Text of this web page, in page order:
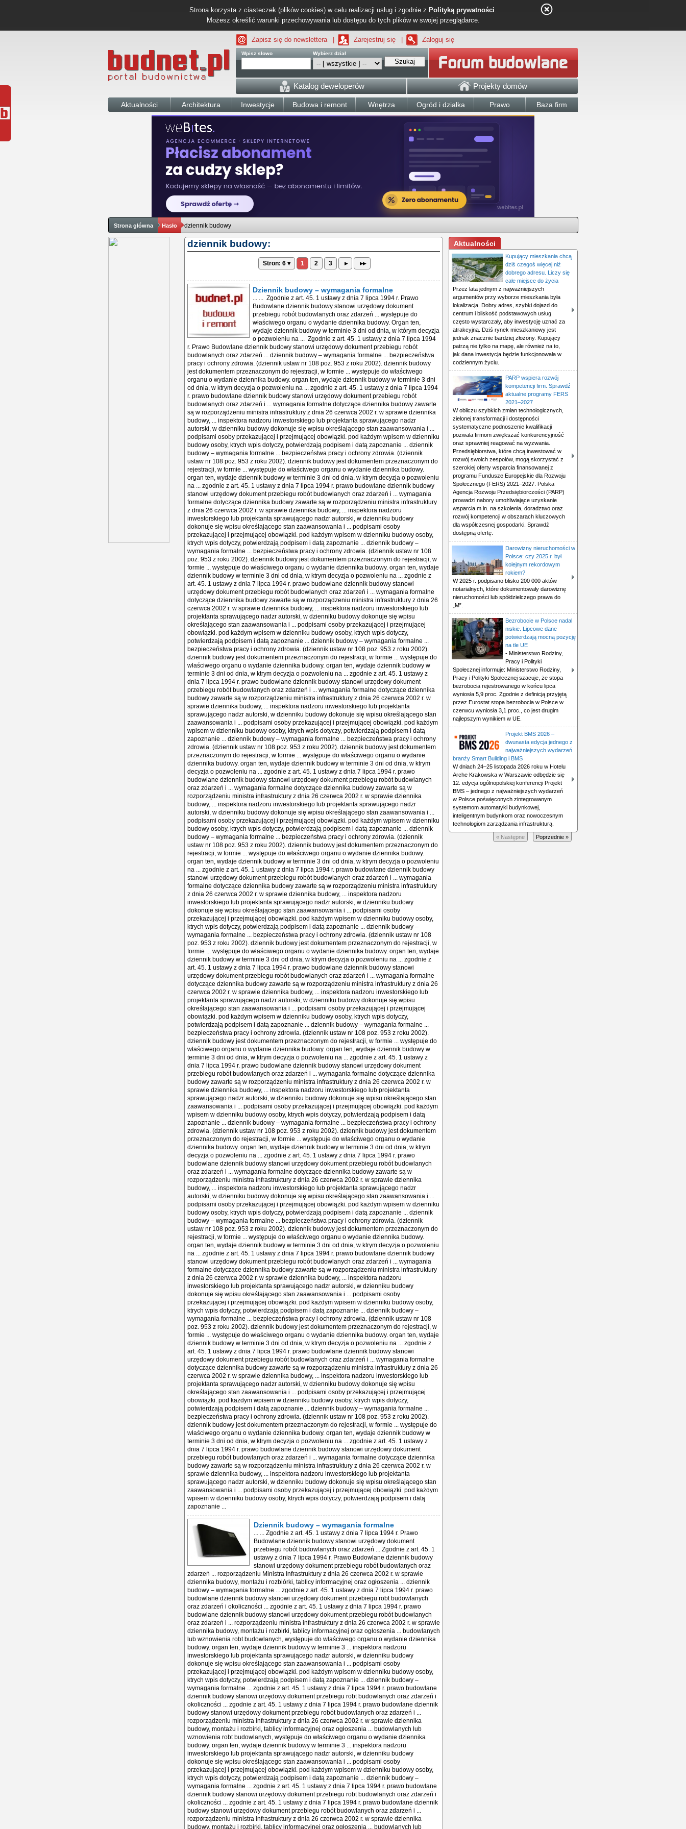
Strona korzysta z ciasteczek (plików cookies) w celu realizacji usług i zgodnie z Polityką prywatności.
Możesz określić warunki przechowywania lub dostępu do tych plików w swojej przeglądarce.
Zapisz się do newslettera Zarejestruj się Zaloguj się
Wpisz słowo Wybierz dział
Szukaj
Katalog deweloperów Projekty domów
Aktualności Architektura Inwestycje Budowa i remont Wnętrza Ogród i działka Prawo Baza firm
Strona główna Hasło dziennik budowy
dziennik budowy:
Stron: 6 ▾ 1 2 3 ▸ ▸▸
Dziennik budowy – wymagania formalne
... ... Zgodnie z art. 45. 1 ustawy z dnia 7 lipca 1994 r. Prawo Budowlane dziennik budowy stanowi urzędowy dokument przebiegu robót budowlanych oraz zdarzeń ... występuje do właściwego organu o wydanie dziennika budowy. Organ ten, wydaje dziennik budowy w terminie 3 dni od dnia, w którym decyzja o pozwoleniu na ... Zgodnie z art. 45. 1 ustawy z dnia 7 lipca 1994 r. Prawo Budowlane dziennik budowy stanowi urzędowy dokument przebiegu robót budowlanych oraz zdarzeń ... dziennik budowy – wymagania formalne ... bezpieczeństwa pracy i ochrony zdrowia. (dziennik ustaw nr 108 poz. 953 z roku 2002). dziennik budowy jest dokumentem przeznaczonym do rejestracji, w formie ... występuje do właściwego organu o wydanie dziennika budowy. organ ten, wydaje dziennik budowy w terminie 3 dni od dnia, w ktrym decyzja o pozwoleniu na ... zgodnie z art. 45. 1 ustawy z dnia 7 lipca 1994 r. prawo budowlane dziennik budowy stanowi urzędowy dokument przebiegu robót budowlanych oraz zdarzeń i ... wymagania formalne dotyczące dziennika budowy zawarte są w rozporządzeniu ministra infrastruktury z dnia 26 czerwca 2002 r. w sprawie dziennika budowy, ... inspektora nadzoru inwestorskiego lub projektanta sprawującego nadzr autorski, w dzienniku budowy dokonuje się wpisu określającego stan zaawansowania i ... podpisami osoby przekazującej i przejmującej obowiązki. pod każdym wpisem w dzienniku budowy osoby, ktrych wpis dotyczy, potwierdzają podpisem i datą zapoznanie ... dziennik budowy – wymagania formalne ... bezpieczeństwa pracy i ochrony zdrowia. (dziennik ustaw nr 108 poz. 953 z roku 2002). dziennik budowy jest dokumentem przeznaczonym do rejestracji, w formie ... występuje do właściwego organu o wydanie dziennika budowy. organ ten, wydaje dziennik budowy w terminie 3 dni od dnia, w ktrym decyzja o pozwoleniu na ... zgodnie z art. 45. 1 ustawy z dnia 7 lipca 1994 r. prawo budowlane dziennik budowy stanowi urzędowy dokument przebiegu robót budowlanych oraz zdarzeń i ... wymagania formalne dotyczące dziennika budowy zawarte są w rozporządzeniu ministra infrastruktury z dnia 26 czerwca 2002 r. w sprawie dziennika budowy, ... inspektora nadzoru inwestorskiego lub projektanta sprawującego nadzr autorski, w dzienniku budowy dokonuje się wpisu określającego stan zaawansowania i ... podpisami osoby przekazującej i przejmującej obowiązki. pod każdym wpisem w dzienniku budowy osoby, ktrych wpis dotyczy, potwierdzają podpisem i datą zapoznanie ... dziennik budowy – wymagania formalne ... bezpieczeństwa pracy i ochrony zdrowia. (dziennik ustaw nr 108 poz. 953 z roku 2002). dziennik budowy jest dokumentem przeznaczonym do rejestracji, w formie ... występuje do właściwego organu o wydanie dziennika budowy. organ ten, wydaje dziennik budowy w terminie 3 dni od dnia, w ktrym decyzja o pozwoleniu na ... zgodnie z art. 45. 1 ustawy z dnia 7 lipca 1994 r. prawo budowlane dziennik budowy stanowi urzędowy dokument przebiegu robót budowlanych oraz zdarzeń i ... wymagania formalne dotyczące dziennika budowy zawarte są w rozporządzeniu ministra infrastruktury z dnia 26 czerwca 2002 r. w sprawie dziennika budowy, ... inspektora nadzoru inwestorskiego lub projektanta sprawującego nadzr autorski, w dzienniku budowy dokonuje się wpisu określającego stan zaawansowania i ... podpisami osoby przekazującej i przejmującej obowiązki. pod każdym wpisem w dzienniku budowy osoby, ktrych wpis dotyczy, potwierdzają podpisem i datą zapoznanie ... dziennik budowy – wymagania formalne ... bezpieczeństwa pracy i ochrony zdrowia. (dziennik ustaw nr 108 poz. 953 z roku 2002). dziennik budowy jest dokumentem przeznaczonym do rejestracji, w formie ... występuje do właściwego organu o wydanie dziennika budowy. organ ten, wydaje dziennik budowy w terminie 3 dni od dnia, w ktrym decyzja o pozwoleniu na ... zgodnie z art. 45. 1 ustawy z dnia 7 lipca 1994 r. prawo budowlane dziennik budowy stanowi urzędowy dokument przebiegu robót budowlanych oraz zdarzeń i ... wymagania formalne dotyczące dziennika budowy zawarte są w rozporządzeniu ministra infrastruktury z dnia 26 czerwca 2002 r. w sprawie dziennika budowy, ... inspektora nadzoru inwestorskiego lub projektanta sprawującego nadzr autorski, w dzienniku budowy dokonuje się wpisu określającego stan zaawansowania i ... podpisami osoby przekazującej i przejmującej obowiązki. pod każdym wpisem w dzienniku budowy osoby, ktrych wpis dotyczy, potwierdzają podpisem i datą zapoznanie ... dziennik budowy – wymagania formalne ... bezpieczeństwa pracy i ochrony zdrowia. (dziennik ustaw nr 108 poz. 953 z roku 2002). dziennik budowy jest dokumentem przeznaczonym do rejestracji, w formie ... występuje do właściwego organu o wydanie dziennika budowy. organ ten, wydaje dziennik budowy w terminie 3 dni od dnia, w ktrym decyzja o pozwoleniu na ... zgodnie z art. 45. 1 ustawy z dnia 7 lipca 1994 r. prawo budowlane dziennik budowy stanowi urzędowy dokument przebiegu robót budowlanych oraz zdarzeń i ... wymagania formalne dotyczące dziennika budowy zawarte są w rozporządzeniu ministra infrastruktury z dnia 26 czerwca 2002 r. w sprawie dziennika budowy, ... inspektora nadzoru inwestorskiego lub projektanta sprawującego nadzr autorski, w dzienniku budowy dokonuje się wpisu określającego stan zaawansowania i ... podpisami osoby przekazującej i przejmującej obowiązki. pod każdym wpisem w dzienniku budowy osoby, ktrych wpis dotyczy, potwierdzają podpisem i datą zapoznanie ... dziennik budowy – wymagania formalne ... bezpieczeństwa pracy i ochrony zdrowia. (dziennik ustaw nr 108 poz. 953 z roku 2002). dziennik budowy jest dokumentem przeznaczonym do rejestracji, w formie ... występuje do właściwego organu o wydanie dziennika budowy. organ ten, wydaje dziennik budowy w terminie 3 dni od dnia, w ktrym decyzja o pozwoleniu na ... zgodnie z art. 45. 1 ustawy z dnia 7 lipca 1994 r. prawo budowlane dziennik budowy stanowi urzędowy dokument przebiegu robót budowlanych oraz zdarzeń i ... wymagania formalne dotyczące dziennika budowy zawarte są w rozporządzeniu ministra infrastruktury z dnia 26 czerwca 2002 r. w sprawie dziennika budowy, ... inspektora nadzoru inwestorskiego lub projektanta sprawującego nadzr autorski, w dzienniku budowy dokonuje się wpisu określającego stan zaawansowania i ... podpisami osoby przekazującej i przejmującej obowiązki. pod każdym wpisem w dzienniku budowy osoby, ktrych wpis dotyczy, potwierdzają podpisem i datą zapoznanie ... dziennik budowy – wymagania formalne ... bezpieczeństwa pracy i ochrony zdrowia. (dziennik ustaw nr 108 poz. 953 z roku 2002). dziennik budowy jest dokumentem przeznaczonym do rejestracji, w formie ... występuje do właściwego organu o wydanie dziennika budowy. organ ten, wydaje dziennik budowy w terminie 3 dni od dnia, w ktrym decyzja o pozwoleniu na ... zgodnie z art. 45. 1 ustawy z dnia 7 lipca 1994 r. prawo budowlane dziennik budowy stanowi urzędowy dokument przebiegu robót budowlanych oraz zdarzeń i ... wymagania formalne dotyczące dziennika budowy zawarte są w rozporządzeniu ministra infrastruktury z dnia 26 czerwca 2002 r. w sprawie dziennika budowy, ... inspektora nadzoru inwestorskiego lub projektanta sprawującego nadzr autorski, w dzienniku budowy dokonuje się wpisu określającego stan zaawansowania i ... podpisami osoby przekazującej i przejmującej obowiązki. pod każdym wpisem w dzienniku budowy osoby, ktrych wpis dotyczy, potwierdzają podpisem i datą zapoznanie ... dziennik budowy – wymagania formalne ... bezpieczeństwa pracy i ochrony zdrowia. (dziennik ustaw nr 108 poz. 953 z roku 2002). dziennik budowy jest dokumentem przeznaczonym do rejestracji, w formie ... występuje do właściwego organu o wydanie dziennika budowy. organ ten, wydaje dziennik budowy w terminie 3 dni od dnia, w ktrym decyzja o pozwoleniu na ... zgodnie z art. 45. 1 ustawy z dnia 7 lipca 1994 r. prawo budowlane dziennik budowy stanowi urzędowy dokument przebiegu robót budowlanych oraz zdarzeń i ... wymagania formalne dotyczące dziennika budowy zawarte są w rozporządzeniu ministra infrastruktury z dnia 26 czerwca 2002 r. w sprawie dziennika budowy, ... inspektora nadzoru inwestorskiego lub projektanta sprawującego nadzr autorski, w dzienniku budowy dokonuje się wpisu określającego stan zaawansowania i ... podpisami osoby przekazującej i przejmującej obowiązki. pod każdym wpisem w dzienniku budowy osoby, ktrych wpis dotyczy, potwierdzają podpisem i datą zapoznanie ... dziennik budowy – wymagania formalne ... bezpieczeństwa pracy i ochrony zdrowia. (dziennik ustaw nr 108 poz. 953 z roku 2002). dziennik budowy jest dokumentem przeznaczonym do rejestracji, w formie ... występuje do właściwego organu o wydanie dziennika budowy. organ ten, wydaje dziennik budowy w terminie 3 dni od dnia, w ktrym decyzja o pozwoleniu na ... zgodnie z art. 45. 1 ustawy z dnia 7 lipca 1994 r. prawo budowlane dziennik budowy stanowi urzędowy dokument przebiegu robót budowlanych oraz zdarzeń i ... wymagania formalne dotyczące dziennika budowy zawarte są w rozporządzeniu ministra infrastruktury z dnia 26 czerwca 2002 r. w sprawie dziennika budowy, ... inspektora nadzoru inwestorskiego lub projektanta sprawującego nadzr autorski, w dzienniku budowy dokonuje się wpisu określającego stan zaawansowania i ... podpisami osoby przekazującej i przejmującej obowiązki. pod każdym wpisem w dzienniku budowy osoby, ktrych wpis dotyczy, potwierdzają podpisem i datą zapoznanie ... dziennik budowy – wymagania formalne ... bezpieczeństwa pracy i ochrony zdrowia. (dziennik ustaw nr 108 poz. 953 z roku 2002). dziennik budowy jest dokumentem przeznaczonym do rejestracji, w formie ... występuje do właściwego organu o wydanie dziennika budowy. organ ten, wydaje dziennik budowy w terminie 3 dni od dnia, w ktrym decyzja o pozwoleniu na ... zgodnie z art. 45. 1 ustawy z dnia 7 lipca 1994 r. prawo budowlane dziennik budowy stanowi urzędowy dokument przebiegu robót budowlanych oraz zdarzeń i ... wymagania formalne dotyczące dziennika budowy zawarte są w rozporządzeniu ministra infrastruktury z dn
Dziennik budowy – wymagania formalne
... ... Zgodnie z art. 45. 1 ustawy z dnia 7 lipca 1994 r. Prawo Budowlane dziennik budowy stanowi urzędowy dokument przebiegu robót budowlanych oraz zdarzeń ... Zgodnie z art. 45. 1 ustawy z dnia 7 lipca 1994 r. Prawo Budowlane dziennik budowy stanowi urzędowy dokument przebiegu robót budowlanych oraz zdarzeń ... rozporządzeniu Ministra Infrastruktury z dnia 26 czerwca 2002 r. w sprawie dziennika budowy, montażu i rozbiórki, tablicy informacyjnej oraz ogłoszenia ... dziennik budowy – wymagania formalne ... zgodnie z art. 45. 1 ustawy z dnia 7 lipca 1994 r. prawo budowlane dziennik budowy stanowi urzędowy dokument przebiegu robt budowlanych oraz zdarzeń i okoliczności ... zgodnie z art. 45. 1 ustawy z dnia 7 lipca 1994 r. prawo budowlane dziennik budowy stanowi urzędowy dokument przebiegu robót budowlanych oraz zdarzeń i ... rozporządzeniu ministra infrastruktury z dnia 26 czerwca 2002 r. w sprawie dziennika budowy, montażu i rozbirki, tablicy informacyjnej oraz ogłoszenia ... budowlanych lub wznowienia robt budowlanych, występuje do właściwego organu o wydanie dziennika budowy. organ ten, wydaje dziennik budowy w terminie 3 ... inspektora nadzoru inwestorskiego lub projektanta sprawującego nadzr autorski, w dzienniku budowy dokonuje się wpisu określającego stan zaawansowania i ... podpisami osoby przekazującej i przejmującej obowiązki. pod każdym wpisem w dzienniku budowy osoby, ktrych wpis dotyczy, potwierdzają podpisem i datą zapoznanie ... dziennik budowy – wymagania formalne ... zgodnie z art. 45. 1 ustawy z dnia 7 lipca 1994 r. prawo budowlane dziennik budowy stanowi urzędowy dokument przebiegu robt budowlanych oraz zdarzeń i okoliczności ... zgodnie z art. 45. 1 ustawy z dnia 7 lipca 1994 r. prawo budowlane dziennik budowy stanowi urzędowy dokument przebiegu robót budowlanych oraz zdarzeń i ... rozporządzeniu ministra infrastruktury z dnia 26 czerwca 2002 r. w sprawie dziennika budowy, montażu i rozbirki, tablicy informacyjnej oraz ogłoszenia ... budowlanych lub wznowienia robt budowlanych, występuje do właściwego organu o wydanie dziennika budowy. organ ten, wydaje dziennik budowy w terminie 3 ... inspektora nadzoru inwestorskiego lub projektanta sprawującego nadzr autorski, w dzienniku budowy dokonuje się wpisu określającego stan zaawansowania i ... podpisami osoby przekazującej i przejmującej obowiązki. pod każdym wpisem w dzienniku budowy osoby, ktrych wpis dotyczy, potwierdzają podpisem i datą zapoznanie ... dziennik budowy – wymagania formalne ... zgodnie z art. 45. 1 ustawy z dnia 7 lipca 1994 r. prawo budowlane dziennik budowy stanowi urzędowy dokument przebiegu robt budowlanych oraz zdarzeń i okoliczności ... zgodnie z art. 45. 1 ustawy z dnia 7 lipca 1994 r. prawo budowlane dziennik budowy stanowi urzędowy dokument przebiegu robót budowlanych oraz zdarzeń i ... rozporządzeniu ministra infrastruktury z dnia 26 czerwca 2002 r. w sprawie dziennika budowy, montażu i rozbirki, tablicy informacyjnej oraz ogłoszenia ... budowlanych lub wznowienia robt budowlanych, występuje do właściwego organu o wydanie dziennika budowy. organ ten, wydaje dziennik budowy w terminie 3 ... inspektora nadzoru inwestorskiego lub projektanta sprawującego nadzr autorski, w dzienniku budowy dokonuje się wpisu określającego stan zaawansowania i ... podpisami osoby przekazującej i przejmującej obowiązki. pod każdym wpisem w dzienniku budowy osoby, ktrych wpis dotyczy, potwierdzają podpisem i datą zapoznanie ... dziennik budowy – wymagania formalne ... zgodnie z art. 45. 1 ustawy z dnia 7 lipca 1994 r. prawo budowlane dziennik budowy stanowi urzędowy dokument przebiegu robt budowlanych oraz zdarzeń i okoliczności ... zgodnie z art. 45. 1 ustawy z dnia 7 lipca 1994 r. prawo budowlane dziennik budowy stanowi urzędowy dokument przebiegu robót budowlanych oraz zdarzeń i ... rozporządzeniu ministra infrastruktury z dnia 26 czerwca 2002 r. w sprawie dziennika budowy, montażu i rozbirki, tablicy informacyjnej oraz ogłoszenia ... budowlanych lub wznowienia robt budowlanych, występuje do właściwego organu o wydanie dziennika budowy. organ ten, wydaje dziennik budowy w terminie 3 ... inspektora nadzoru inwestorskiego lub projektanta sprawującego nadzr autorski, w dzienniku budowy dokonuje się wpisu określającego stan zaawansowania i ... podpisami osoby przekazującej i przejmującej obowiązki. pod każdym wpisem w dzienniku budowy osoby, ktrych wpis dotyczy, potwierdzają podpisem i datą zapoznanie ... dziennik budowy – wymagania formalne ... zgodnie z art. 45. 1 ustawy z dnia 7 lipca 1994 r. prawo budowlane dziennik budowy stanowi urzędowy dokument przebiegu robt budowlanych oraz zdarzeń i okoliczności ... zgodnie z art. 45. 1 ustawy z dnia 7 lipca 1994 r. prawo budowlane dziennik budowy stanowi urzędowy dokument przebiegu robót budowlanych oraz zdarzeń i ... rozporządzeniu ministra infrastruktury z dnia 26 czerwca 2002 r. w sprawie dziennika budowy, montażu i rozbirki, tablicy informacyjnej oraz ogłoszenia ... budowlanych lub wznowienia robt budowlanych, występuje do właściwego organu o wydanie dziennika budowy. organ ten, wydaje dziennik budowy w terminie 3 ... inspektora nadzoru inwestorskiego lub projektanta sprawującego nadzr autorski, w dzienniku budowy dokonuje się wpisu określającego stan zaawansowania i ... podpisami osoby przekazującej i przejmującej obowiązki. pod każdym wpisem w dzienniku budowy osoby, ktrych wpis dotyczy, potwierdzają podpisem i datą zapoznanie ... dziennik budowy – wymagania formalne ... zgodnie z art. 45. 1 ustawy z dnia 7 lipca 1994 r. prawo budowlane dziennik budowy stanowi urzędowy dokument przebiegu robt budowlanych oraz zdarzeń i okoliczności ... zgodnie z art. 45. 1 ustawy z dnia 7 lipca 1994 r. prawo budowlane dziennik budowy stanowi urzędowy dokument przebiegu robót budowlanych oraz zdarzeń i ... rozporządzeniu ministra infrastruktury z dnia 26 czerwca 2002 r. w sprawie dziennika budowy, montażu i rozbirki, tablicy informacyjnej oraz ogłoszenia ... budowlanych lub wznowienia robt budowlanych, występuje do właściwego organu o wydanie dziennika budowy. organ ten, wydaje dziennik budowy w terminie 3 ... inspektora nadzoru inwestorskiego lub projektanta sprawującego nadzr autorski, w dzienniku budowy dokonuje się wpisu określającego stan zaawansowania i ... podpisami osoby przekazującej i przejmującej obowiązki. pod każdym wpisem w dzienniku budowy osoby, ktrych wpis dotyczy, potwierdzają podpisem i datą zapoznanie ... dziennik budowy – wymagania formalne ... zgodnie z art. 45. 1 ustawy z dnia 7 lipca 1994 r. prawo budowlane dziennik budowy stanowi urzędowy dokument przebiegu robt budowlanych oraz zdarzeń i okoliczności ... zgodnie z art. 45. 1 ustawy z dnia 7 lipca 1994 r. prawo budowlane dziennik budowy stanowi urzędowy dokument przebiegu robót budowlanych oraz zdarzeń i ... rozporządzeniu ministra infrastruktury z dnia 26 czerwca 2002 r. w sprawie dziennika budowy, montażu i rozbirki, tablicy informacyjnej oraz ogłoszenia ... budowlanych lub wznowienia robt budowlanych, występuje do właściwego organu o wydanie dziennika budowy. organ ten, wydaje dziennik budowy w terminie 3 ... inspektora nadzoru inwestorskiego lub projektanta sprawującego nadzr autorski, w dzienniku budowy dokonuje się wpisu określającego stan zaawansowania i ... podpisami osoby przekazującej i przejmującej obowiązki. pod każdym wpisem w dzienniku budowy osoby, ktrych wpis dotyczy, potwierdzają podpisem i datą zapoznanie ... dziennik budowy – wymagania formalne ... zgodnie z art. 45. 1 ustawy z dnia 7 lipca 1994 r. prawo budowlane dziennik budowy stanowi urzędowy dokument przebiegu robt budowlanych oraz zdarzeń i okoliczności ... zgodnie z art. 45. 1 ustawy z dnia 7 lipca 1994 r. prawo budowlane dziennik budowy stanowi urzędowy dokument przebiegu robót budowlanych oraz zdarzeń i ... rozporządzeniu ministra infrastruktury z dnia 26 czerwca 2002 r. w sprawie dziennika budowy, montażu i rozbirki, tablicy informacyjnej oraz ogłoszenia ... budowlanych lub wznowienia robt budowlanych, występuje do właściwego organu o wydanie dziennika budowy. organ ten, wydaje dziennik budowy w terminie 3 ... inspektora nadzoru inwestorskiego lub projektanta sprawującego nadzr autorski, w dzienniku budowy dokonuje się wpisu określającego stan zaawansowania i ... podpisami osoby przekazującej i przejmującej obowiązki. pod każdym wpisem w dzienniku budowy osoby, ktrych wpis dotyczy, potwierdzają podpisem i datą zapoznanie ... dziennik budowy – wymagania formalne ... zgodnie z art. 45. 1 ustawy z dnia 7 lipca 1994 r. prawo budowlane dziennik budowy stanowi urzędowy dokument przebiegu robt budowlanych oraz zdarzeń i okoliczności ... zgodnie z art. 45. 1 ustawy z dnia 7 lipca 1994 r. prawo budowlane dziennik budowy stanowi urzędowy dokument przebiegu robót budowlanych oraz zdarzeń i ... rozporządzeniu ministra infrastruktury z dnia 26 czerwca 2002 r. w sprawie dziennika budowy, montażu i rozbirki, tablicy informacyjnej oraz ogłoszenia ... budowlanych lub wznowienia robt budowlanych, występuje do właściwego organu o wydanie dziennika budowy. organ ten, wydaje dziennik budowy w terminie 3 ... inspektora nadzoru inwestorskiego lub projektanta sprawującego nadzr autorski, w dzienniku budowy dokonuje się wpisu określającego stan zaawansowania i ... podpisami osoby przekazującej i przejmującej obowiązki. pod każdym wpisem w dzienniku budowy osoby, ktrych wpis dotyczy, potwierdzają podpisem i datą zapoznanie ... dziennik budowy – wymagania formalne ... zgodnie z art. 45. 1 ustawy z dnia 7 lipca 1994 r. prawo budowlane dziennik budowy stanowi urzędowy dokument przebiegu robt budowlanych oraz zdarzeń i okoliczności ... zgodnie z art. 45. 1 ustawy z dnia 7 lipca 1994 r. prawo budowlane dziennik budowy stanowi urzędowy dokument przebiegu robót budowlanych oraz zdarzeń i ... rozporządzeniu ministra infrastruktury z dnia 26 czerwca 2002 r. w sprawie dziennika budowy, montażu i rozbirki, tablicy informacyjnej oraz ogłoszenia ... budowlanych lub wznowienia robt budowlanych
Aktualności
Kupujący mieszkania chcą
dziś czegoś więcej niż
dobrego adresu. Liczy się
całe miejsce do życia
Przez lata jednym z najważniejszych
argumentów przy wyborze mieszkania była
lokalizacja. Dobry adres, szybki dojazd do
centrum i bliskość podstawowych usług
często wystarczały, aby inwestycję uznać za
atrakcyjną. Dziś rynek mieszkaniowy jest
jednak znacznie bardziej złożony. Kupujący
patrzą nie tylko na mapę, ale również na to,
jak dana inwestycja będzie funkcjonowała w
codziennym życiu.
PARP wspiera rozwój
kompetencji firm. Sprawdź
aktualne programy FERS
2021–2027
W obliczu szybkich zmian technologicznych,
zielonej transformacji i dostępności
systematyczne podnoszenie kwalifikacji
pozwala firmom zwiększać konkurencyjność
oraz sprawniej reagować na wyzwania.
Przedsiębiorstwa, które chcą inwestować w
rozwój swoich zespołów, mogą skorzystać z
szerokiej oferty wsparcia finansowanej z
programu Fundusze Europejskie dla Rozwoju
Społecznego (FERS) 2021–2027. Polska
Agencja Rozwoju Przedsiębiorczości (PARP)
prowadzi nabory umożliwiające uzyskanie
wsparcia m.in. na szkolenia, doradztwo oraz
rozwój kompetencji w obszarach kluczowych
dla współczesnej gospodarki. Sprawdź
dostępną ofertę.
Darowizny nieruchomości w
Polsce: czy 2025 r. był
kolejnym rekordowym
rokiem?
W 2025 r. podpisano blisko 200 000 aktów
notarialnych, które dokumentowały darowiznę
nieruchomości lub spółdzielczego prawa do
„M”.
Bezrobocie w Polsce nadal
niskie. Lipcowe dane
potwierdzają mocną pozycję
na tle UE
- Ministerstwo Rodziny,
Pracy i Polityki
Społecznej informuje: Ministerstwo Rodziny,
Pracy i Polityki Społecznej szacuje, że stopa
bezrobocia rejestrowanego w końcu lipca
wyniosła 5,9 proc. Zgodnie z definicją przyjętą
przez Eurostat stopa bezrobocia w Polsce w
czerwcu wyniosła 3,1 proc., co jest drugim
najlepszym wynikiem w UE.
Projekt BMS 2026 –
dwunasta edycja jednego z
najważniejszych wydarzeń
branży Smart Building i BMS
W dniach 24–25 listopada 2026 roku w Hotelu
Arche Krakowska w Warszawie odbędzie się
12. edycja ogólnopolskiej konferencji Projekt
BMS – jednego z najważniejszych wydarzeń
w Polsce poświęconych zintegrowanym
systemom automatyki budynkowej,
inteligentnym budynkom oraz nowoczesnym
technologiom zarządzania infrastrukturą.
Poprzednie »
« Następne